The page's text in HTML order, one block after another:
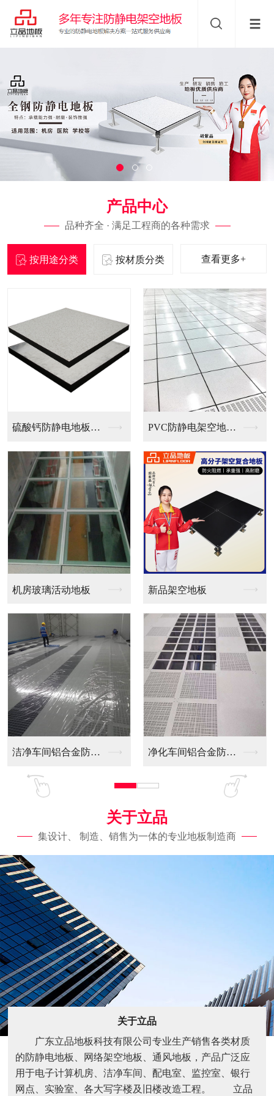
产品中心
品种齐全 · 满足工程商的各种需求
按用途分类 按材质分类 查看更多+
PVC防静电架空地板...
新品架空地板
净化车间铝合金防静电...
全钢无边防静电地板
全铝防静电地板
关于立品
集设计、 制造、销售为一体的专业地板制造商
关于立品
广东立品地板科技有限公司专业生产销售各类材质
的防静电地板、网络架空地板、通风地板，产品广泛应
用于电子计算机房、洁净车间、配电室、监控室、银行
网点、实验室、各大写字楼及旧楼改造工程。 立品